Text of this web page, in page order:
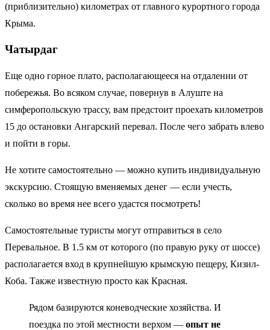
(приблизительно) километрах от главного курортного города
Крыма.
Чатырдаг
Еще одно горное плато, располагающееся на отдалении от
побережья. Во всяком случае, повернув в Алуште на
симферопольскую трассу, вам предстоит проехать километров
15 до остановки Ангарский перевал. После чего забрать влево
и пойти в горы.
Не хотите самостоятельно — можно купить индивидуальную
экскурсию. Стоящую вменяемых денег — если учесть,
сколько во время нее всего удастся посмотреть!
Самостоятельные туристы могут отправиться в село
Перевальное. В 1.5 км от которого (по правую руку от шоссе)
располагается вход в крупнейшую крымскую пещеру, Кизил-
Коба. Также известную просто как Красная.
Рядом базируются коневодческие хозяйства. И
поездка по этой местности верхом — опыт не